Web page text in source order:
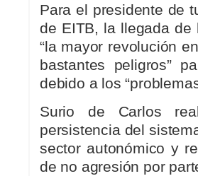
Para el presidente de
de EITB, la llegada
“la mayor revolución
bastantes peligros”
debido a los
Surio de Carlos
persistencia del
sector autonómico y
de no agresión por